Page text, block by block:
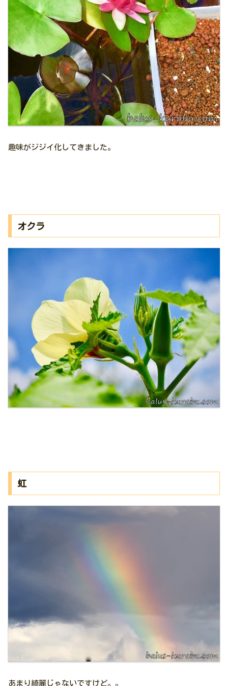
趣味がジジイ化してきました。
オクラ
虹
あまり綺麗じゃないですけど。。